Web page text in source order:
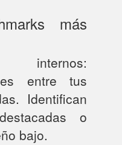
más
internos:
entre tus
Identifican
o
bajo.